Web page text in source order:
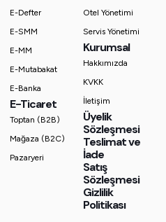
E-Defter
E-SMM
E-MM
E-Mutabakat
E-Banka
E-Ticaret
Toptan (B2B)
Mağaza (B2C)
Pazaryeri
Otel Yönetimi
Servis Yönetimi
Kurumsal
Hakkımızda
KVKK
İletişim
Üyelik
Sözleşmesi
Teslimat ve
İade
Satış
Sözleşmesi
Gizlilik
Politikası